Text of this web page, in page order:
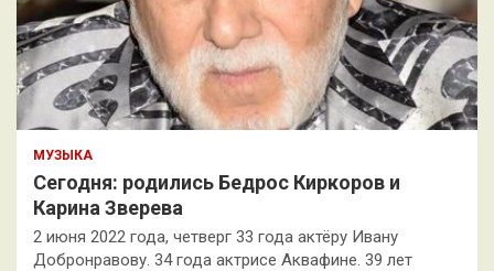
МУЗЫКА
Сегодня: родились Бедрос Киркоров и
Карина Зверева
2 июня 2022 года, четверг 33 года актёру Ивану
Добронравову. 34 года актрисе Аквафине. 39 лет